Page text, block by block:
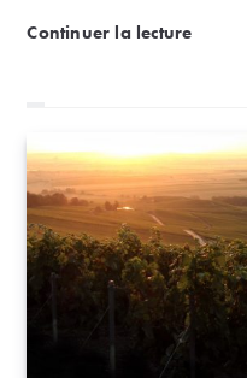
Continuer la lecturePaul